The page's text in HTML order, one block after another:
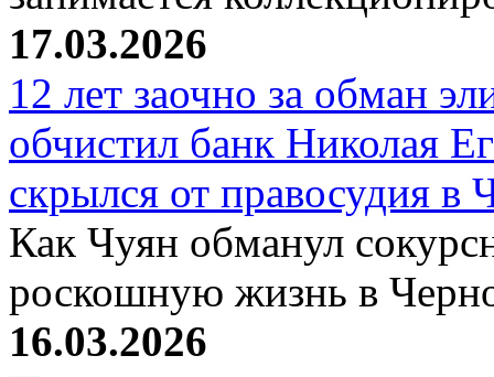
17.03.2026
12 лет заочно за обман
обчистил банк Николая
скрылся от правосудия в
Как Чуян обманул
роскошную жизнь в
16.03.2026